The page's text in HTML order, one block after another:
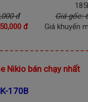
đ
đ
Giá gốc:
Giá khuyến
Nikio bán chạy nhất
170B